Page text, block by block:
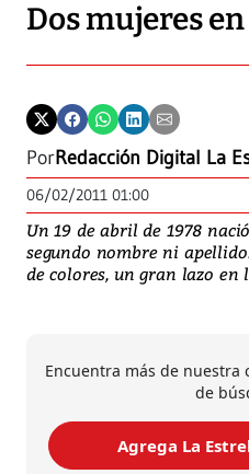
Dos mujeres
PorRedacción Digital La
06/02/2011 01:00
Un 19 de abril de 1978
segundo nombre ni
de colores, un gran lazo en
Encuentra más de
de
Agrega La